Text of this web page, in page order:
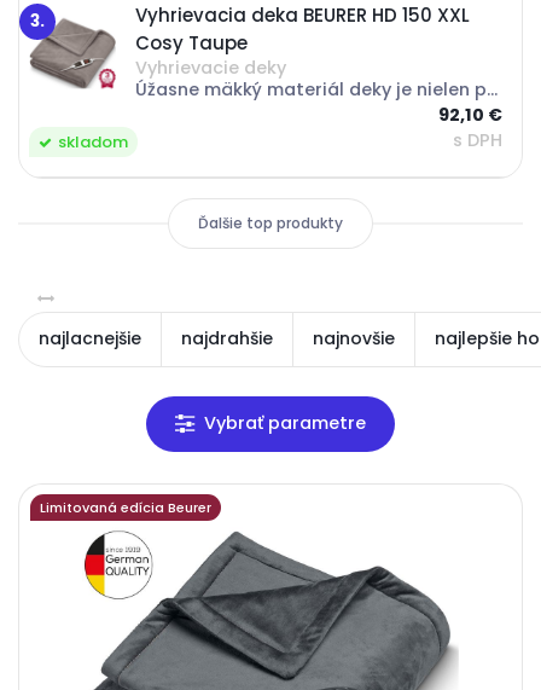
3.
Vyhrievacia deka BEURER HD 150 XXL
Cosy Taupe
Vyhrievacie deky
skladom
Úžasne mäkký materiál deky je nielen príjemný, ale aj nepúšťa vlákna. Vyhrievacia deka BEURER HD150 XXL Cosy Taupe je tiež svojou XXL veľkosťou ideálna pre dve osoby na zababušenie sa v chladných dňoch.O bezpečnosť sa stará Beurer Safety Systém -...
92,10 €
s DPH
Ďalšie top produkty
najlacnejšie najdrahšie najnovšie najlepšie
Limitovaná edícia Beurer